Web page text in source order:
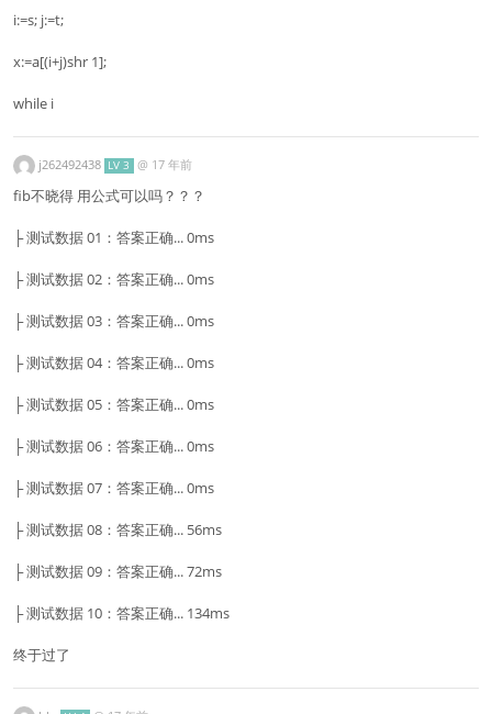
i:=s; j:=t;
x:=a[(i+j)shr 1];
while i
j262492438 LV 3 @ 17 年前
fib不晓得 用公式可以吗？？？
├ 测试数据 01：答案正确... 0ms
├ 测试数据 02：答案正确... 0ms
├ 测试数据 03：答案正确... 0ms
├ 测试数据 04：答案正确... 0ms
├ 测试数据 05：答案正确... 0ms
├ 测试数据 06：答案正确... 0ms
├ 测试数据 07：答案正确... 0ms
├ 测试数据 08：答案正确... 56ms
├ 测试数据 09：答案正确... 72ms
├ 测试数据 10：答案正确... 134ms
终于过了